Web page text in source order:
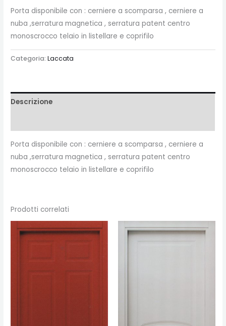
Porta disponibile con : cerniere a scomparsa , cerniere a
nuba ,serratura magnetica , serratura patent centro
monoscrocco telaio in listellare e coprifilo
Categoria:Laccata
Descrizione
Porta disponibile con : cerniere a scomparsa , cerniere a
nuba ,serratura magnetica , serratura patent centro
monoscrocco telaio in listellare e coprifilo
Prodotti correlati